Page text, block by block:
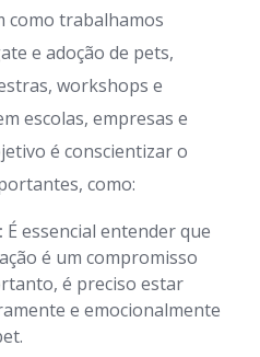
como trabalhamos
e adoção de pets,
workshops e
escolas, empresas e
é conscientizar o
como:
É essencial entender que
é um compromisso
é preciso estar
e emocionalmente